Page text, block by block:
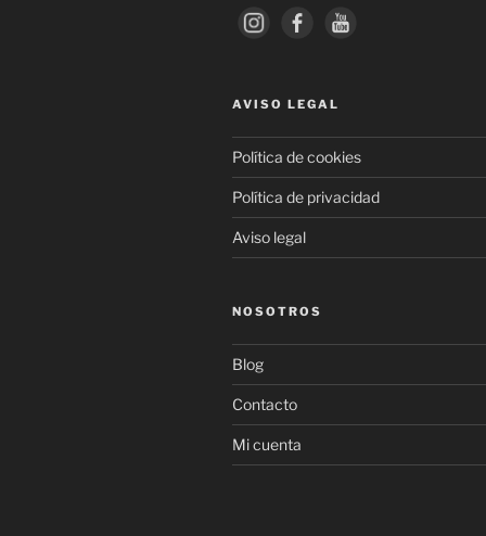
AVISO LEGAL
Política de cookies
Política de privacidad
Aviso legal
NOSOTROS
Blog
Contacto
Mi cuenta